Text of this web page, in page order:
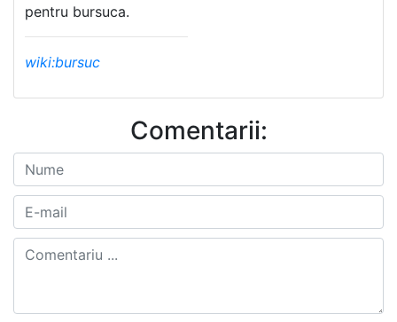
pentru bursuca.
wiki:bursuc
Comentarii: